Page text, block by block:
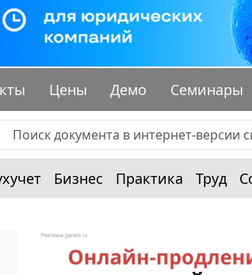
Цены Демо Семинары
Бизнес Практика Труд